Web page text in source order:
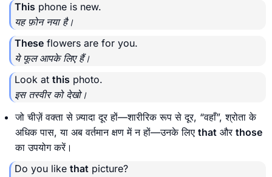
This phone is new.
यह फ़ोन नया है।
These flowers are for you.
ये फूल आपके लिए हैं।
Look at this photo.
इस तस्वीर को देखो।
जो चीज़ें वक्ता से ज़्यादा दूर हों—शारीरिक रूप से दूर, “वहाँ”, श्रोता के
अधिक पास, या अब वर्तमान क्षण में न हों—उनके लिए that और those
का उपयोग करें।
Do you like that picture?